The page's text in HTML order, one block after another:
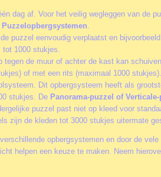
dag af. Voor het veilig wegleggen van de
Puzzelopbergsystemen.
puzzel eenvoudig verplaatst en
1000 stukjes.
tegen de muur of achter de kast kan
of met een rits (maximaal 1000 stukjes).
Dit opbergsysteem heeft als
stukjes. De Panorama-puzzel of Verticale-
puzzel past niet op kleed voor
zijn de kleden tot 3000 stukjes uitermate
opbergsystemen en door de vele
helpen een keuze te maken. Neem